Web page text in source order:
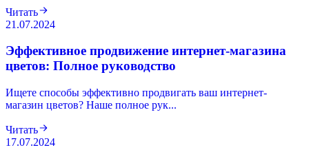
Читать
21.07.2024
Эффективное продвижение интернет-магазина
цветов: Полное руководство
Ищете способы эффективно продвигать ваш интернет-
магазин цветов? Наше полное рук...
Читать
17.07.2024